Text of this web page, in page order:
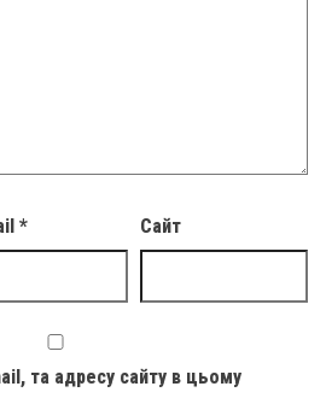
* Сайт
та адресу сайту в цьому